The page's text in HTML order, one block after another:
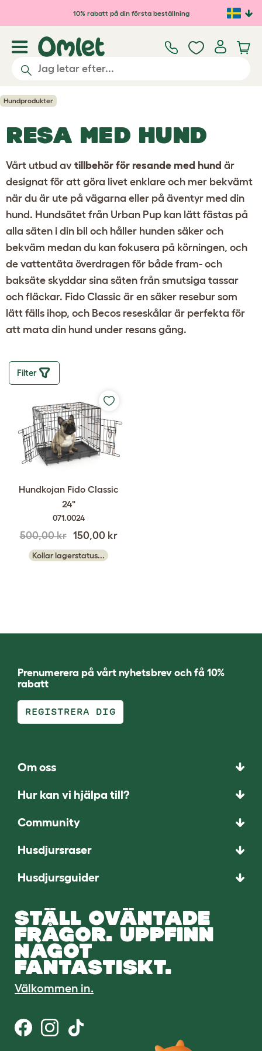
Hoppa till huvudinnehåll
10% rabatt på din första beställning
Hundprodukter
RESA MED HUND
Vårt utbud av tillbehör för resande med hund är
designat för att göra livet enklare och mer bekvämt
när du är ute på vägarna eller på äventyr med din
hund. Hundsätet från Urban Pup kan lätt fästas på
alla säten i din bil och håller hunden säker och
bekväm medan du kan fokusera på körningen, och
de vattentäta överdragen för både fram- och
baksäte skyddar sina säten från smutsiga tassar
och fläckar. Fido Classic är en säker resebur som
lätt fälls ihop, och Becos reseskålar är perfekta för
att mata din hund under resans gång.
Filter
Hundkojan Fido Classic
24"
071.0024
500,00 kr 150,00 kr
Kollar lagerstatus...
Prenumerera på vårt nyhetsbrev och få 10%
rabatt
REGISTRERA DIG
Om oss
Hur kan vi hjälpa till?
Community
Husdjursraser
Husdjursguider
STÄLL OVÄNTADE
FRÅGOR. UPPFINN
NÅGOT
FANTASTISKT.
Välkommen in.